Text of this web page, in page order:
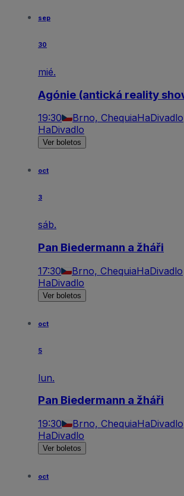
sep
30
mié.
Agónie (antická reality
19:30 Brno, ChequiaHaDivadlo
HaDivadlo
Ver boletos
oct
3
sáb.
Pan Biedermann a žháři
17:30 Brno, ChequiaHaDivadlo
HaDivadlo
Ver boletos
oct
5
lun.
Pan Biedermann a žháři
19:30 Brno, ChequiaHaDivadlo
HaDivadlo
Ver boletos
oct